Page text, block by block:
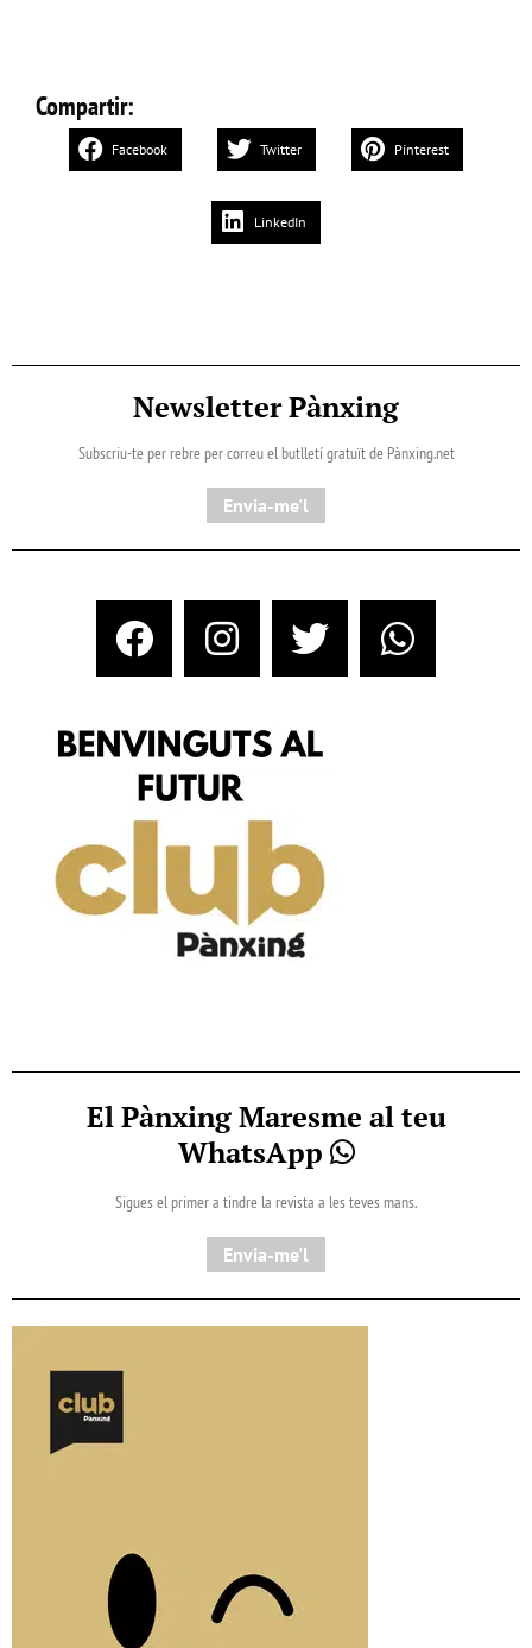
Compartir:
Facebook Twitter Pinterest
LinkedIn
Newsletter Pànxing
Subscriu-te per rebre per correu el butlletí gratuït de Pànxing.net​
Envia-me'l
El Pànxing Maresme al teu
WhatsApp
Sigues el primer a tindre la revista a les teves mans.
Envia-me'l